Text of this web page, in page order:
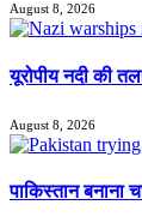
August 8, 2026
यूरोपीय नदी की
August 8, 2026
पाकिस्तान बनाना